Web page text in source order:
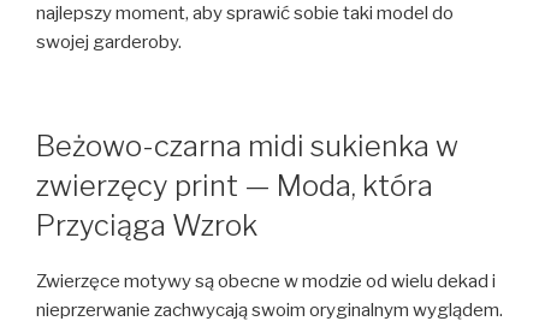
najlepszy moment, aby sprawić sobie taki model do
swojej garderoby.
Beżowo-czarna midi sukienka w
zwierzęcy print — Moda, która
Przyciąga Wzrok
Zwierzęce motywy są obecne w modzie od wielu dekad i
nieprzerwanie zachwycają swoim oryginalnym wyglądem.